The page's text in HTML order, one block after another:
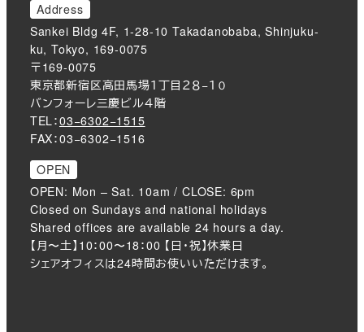
Address
Sankei Bldg 4F, 1-28-10 Takadanobaba, Shinjuku-
ku, Tokyo, 169-0075
〒169-0075
東京都新宿区高田馬場１丁目２８−１０
バンフォーレ三慶ビル４階
TEL：03−6302−1515
FAX：03−6302−1516
OPEN
OPEN: Mon – Sat. 10am / CLOSE: 6pm
Closed on Sundays and national holidays
Shared offices are available 24 hours a day.
【月〜土】10：00〜18：00 【日・祝】休業日
シェアオフィスは24時間お使いいただけます。